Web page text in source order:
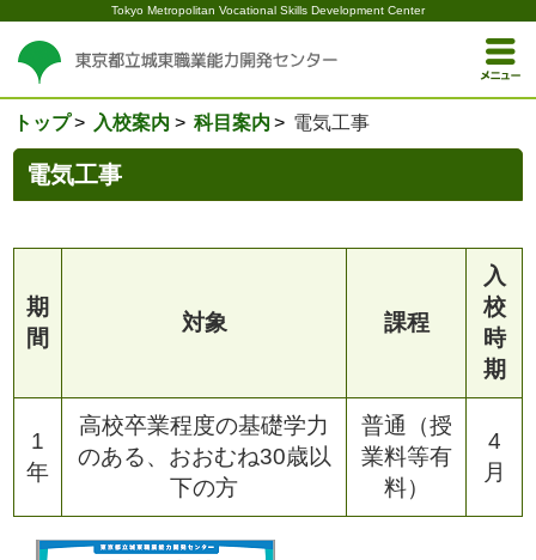
Tokyo Metropolitan Vocational Skills Development Center
トップ 入校案内 科目案内 電気工事
電気工事
期
間
対象 課程
入
校
時
期
1
年
高校卒業程度の基礎学力
のある、おおむね30歳以
下の方
普通（授
業料等有
料）
4
月